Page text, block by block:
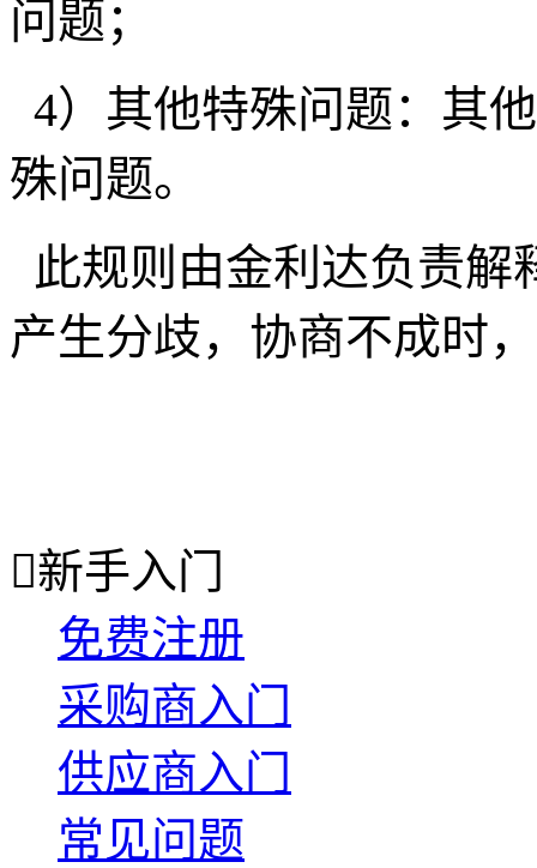
问题；
4）其他特殊问题：其
殊问题。
此规则由金利达负责
产生分歧，协商不成时
新手入门
免费注册
采购商入门
供应商入门
常见问题